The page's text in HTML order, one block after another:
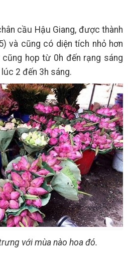
cầu Hậu Giang, được thành
và cũng có diện tích nhỏ hơn
cũng họp từ 0h đến rạng sáng
2 đến 3h sáng.
với mùa nào hoa đó.